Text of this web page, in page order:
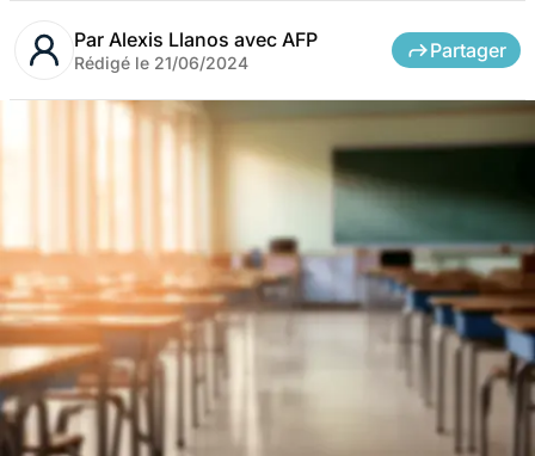
Par Alexis Llanos avec AFP
Rédigé le 21/06/2024
Partager